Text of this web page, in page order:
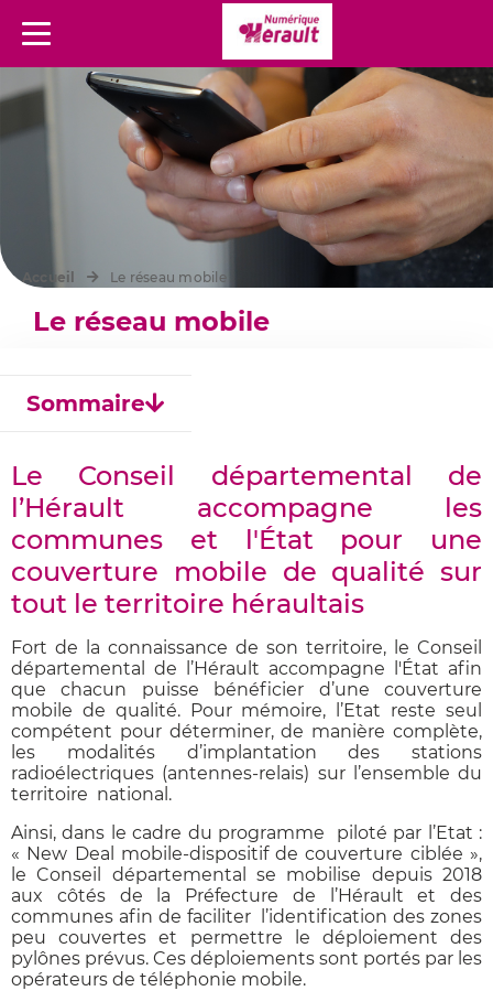
Menu
Le réseau mobile
Accueil Le réseau mobile
Sommaire
Le Conseil départemental de
l’Hérault accompagne les
communes et l'État pour une
couverture mobile de qualité sur
tout le territoire héraultais
Fort de la connaissance de son territoire, le Conseil
départemental de l’Hérault accompagne l'État afin
que chacun puisse bénéficier d’une couverture
mobile de qualité. Pour mémoire, l’Etat reste seul
compétent pour déterminer, de manière complète,
les modalités d’implantation des stations
radioélectriques (antennes-relais) sur l’ensemble du
territoire national.
Ainsi, dans le cadre du programme piloté par l’Etat :
« New Deal mobile-dispositif de couverture ciblée »,
le Conseil départemental se mobilise depuis 2018
aux côtés de la Préfecture de l’Hérault et des
communes afin de faciliter l’identification des zones
peu couvertes et permettre le déploiement des
pylônes prévus. Ces déploiements sont portés par les
opérateurs de téléphonie mobile.